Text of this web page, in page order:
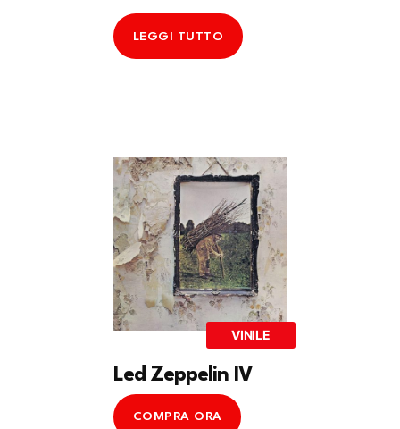
LEGGI TUTTO
VINILE
Led Zeppelin IV
COMPRA ORA